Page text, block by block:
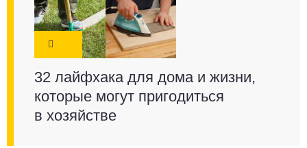
32 лайфхака для дома и жизни,
которые могут пригодиться
в хозяйстве